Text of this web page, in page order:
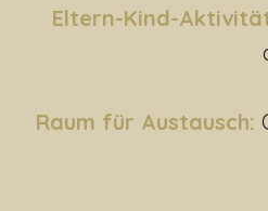
Eltern-Kind-
Raum für Austausch: